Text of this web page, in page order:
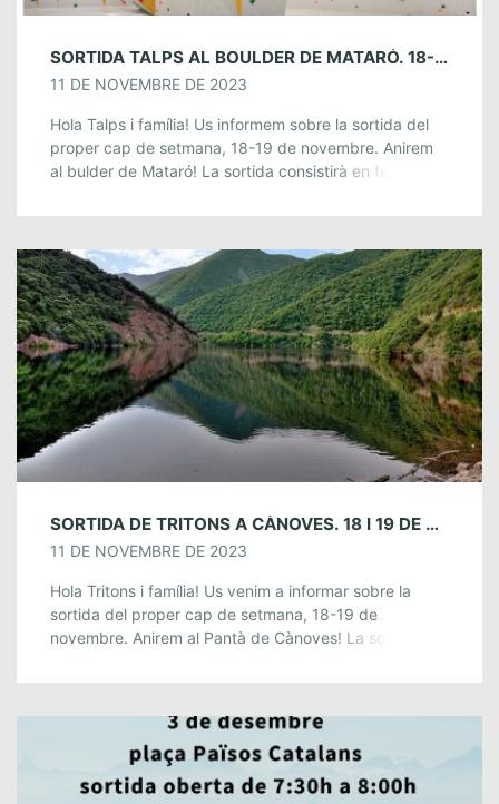
SORTIDA TALPS AL BOULDER DE MATARÓ. 18-19 DE NOVEMBRE.
11 DE NOVEMBRE DE 2023
Hola Talps i família! Us informem sobre la sortida del
proper cap de setmana, 18-19 de novembre. Anirem
al bulder de Mataró! La sortida consistirà en fer un
SORTIDA DE TRITONS A CÀNOVES. 18 I 19 DE NOVEMBRE
11 DE NOVEMBRE DE 2023
Hola Tritons i família! Us venim a informar sobre la
sortida del proper cap de setmana, 18-19 de
novembre. Anirem al Pantà de Cànoves! La sortida